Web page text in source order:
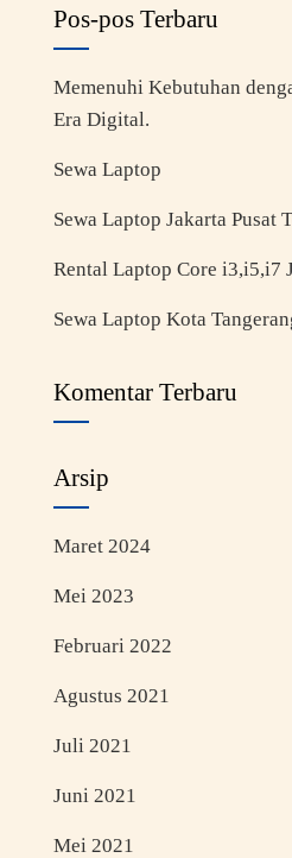
Pos-pos Terbaru
Memenuhi Kebutuhan
Era Digital.
Sewa Laptop
Sewa Laptop Jakarta Pusat
Rental Laptop Core i3,i5,i7
Sewa Laptop Kota
Komentar Terbaru
Arsip
Maret 2024
Mei 2023
Februari 2022
Agustus 2021
Juli 2021
Juni 2021
Mei 2021